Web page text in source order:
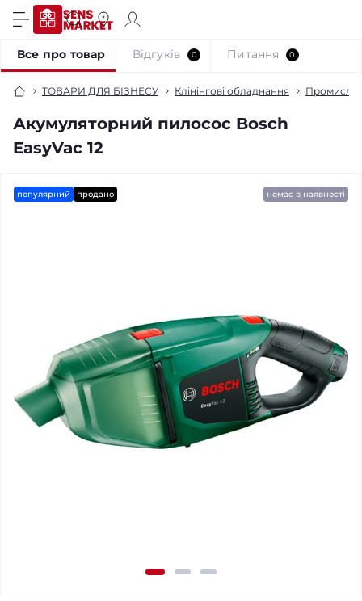
ТОВАРИ ДЛЯ БІЗНЕСУ Клінінгові обладнання
Акумуляторний пилосос Bosch
EasyVac 12
Все про товар Відгуків 0 Питання 0
популярний продано немає в наявності